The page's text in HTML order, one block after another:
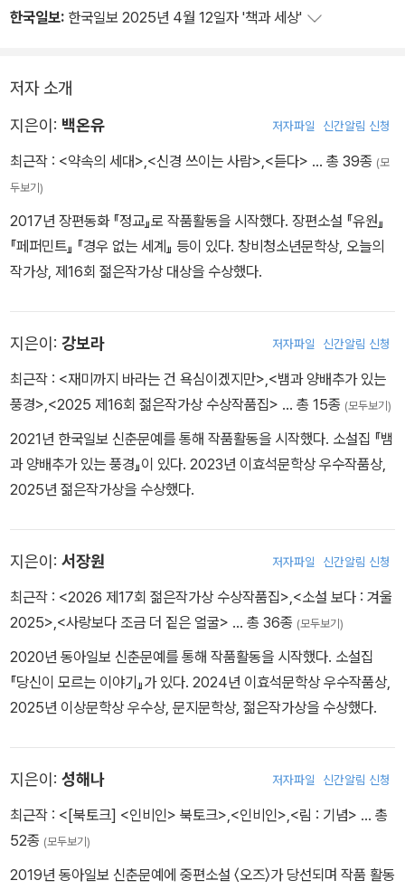
가 공동체의 윤리적 난세임을 알고 있다는 데 있다.
이 아슬아슬한 이야기가 흘러가는 동안 무심코 던져진 듯한 문장 하
나로 긴장을확 조였다 풀었다 하는 완급을 따라가는 기분이 짜릿했
다. 모든 문장에 신경이 곤두서 있는데 왜그렇게 예민하냐고 물으
면 시치미 떼고 웃으며 ‘뭐가?‘라고 되묻는 소설이다.
인아영(문학평론가)
이희주 최애의 아이
이희주는 그 모든 순간에 머뭇거리지 않는 것 같았다. 이야기에 대
한 확신이 있었고 그것을 전하는 화자는 달변이었다. 읽는 내내 넘쳐
흐르는 힘과 리듬이 전해져왔다. (…) 눈을 질끈 감고 파국의 서사
를 기꺼이 껴안을 수밖에 없었던 것은 머리와 무관하게 열려버린 마
음 때문이었다.
현호정 : ~~물결치는~몸~떠다니는~혼~~
다. 모폴로지(형태학적이라고 해야 할 생물학적 상상력과 말 그대
로 ‘들린 듯한 입담에 유감없이 경탄했다.
신형철(문학평론가)
한국일보: 한국일보 2025년 4월 12일자 '책과 세상'
저자 소개
지은이: 백온유 저자파일 신간알림 신청
최근작 : <약속의 세대>,<신경 쓰이는 사람>,<듣다> … 총 39종 (모
두보기)
2017년 장편동화 『정교』로 작품활동을 시작했다. 장편소설 『유원』
『페퍼민트』 『경우 없는 세계』 등이 있다. 창비청소년문학상, 오늘의
작가상, 제16회 젊은작가상 대상을 수상했다.
지은이: 강보라 저자파일 신간알림 신청
최근작 : <재미까지 바라는 건 욕심이겠지만>,<뱀과 양배추가 있는
풍경>,<2025 제16회 젊은작가상 수상작품집> … 총 15종 (모두보기)
2021년 한국일보 신춘문예를 통해 작품활동을 시작했다. 소설집 『뱀
과 양배추가 있는 풍경』이 있다. 2023년 이효석문학상 우수작품상,
2025년 젊은작가상을 수상했다.
지은이: 서장원 저자파일 신간알림 신청
최근작 : <2026 제17회 젊은작가상 수상작품집>,<소설 보다 : 겨울
2025>,<사랑보다 조금 더 짙은 얼굴> … 총 36종 (모두보기)
2020년 동아일보 신춘문예를 통해 작품활동을 시작했다. 소설집
『당신이 모르는 이야기』가 있다. 2024년 이효석문학상 우수작품상,
2025년 이상문학상 우수상, 문지문학상, 젊은작가상을 수상했다.
지은이: 성해나 저자파일 신간알림 신청
최근작 : <[북토크] <인비인> 북토크>,<인비인>,<림 : 기념> … 총
52종 (모두보기)
2019년 동아일보 신춘문예에 중편소설 〈오즈〉가 당선되며 작품 활동